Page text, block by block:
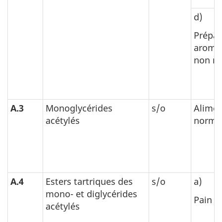
d)
non
A.3
Monoglycérides
acétylés
s/o
A.4
Esters tartriques des
mono- et diglycérides
acétylés
s/o
a)
Pain